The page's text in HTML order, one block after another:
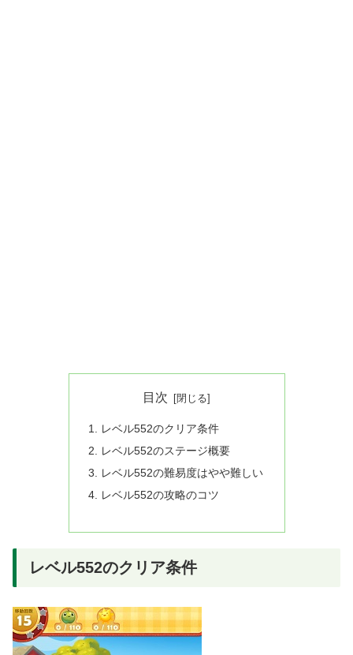
目次
レベル552のクリア条件
レベル552のステージ概要
レベル552の難易度はやや難しい
レベル552の攻略のコツ
レベル552のクリア条件